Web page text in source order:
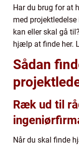
Har du brug for at
med projektledelse
kan eller skal gå
hjælp at finde her.
Sådan
Ræk ud til
Når du skal finde